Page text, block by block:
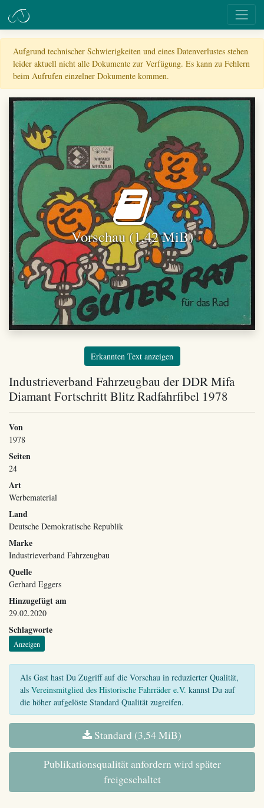
Aufgrund technischer Schwierigkeiten und eines Datenverlustes stehen
leider aktuell nicht alle Dokumente zur Verfügung. Es kann zu Fehlern
beim Aufrufen einzelner Dokumente kommen.
Vorschau (1,42 MiB)
Erkannten Text anzeigen
Industrieverband Fahrzeugbau der DDR Mifa
Diamant Fortschritt Blitz Radfahrfibel 1978
Von
1978
Seiten
24
Art
Werbematerial
Land
Deutsche Demokratische Republik
Marke
Industrieverband Fahrzeugbau
Quelle
Gerhard Eggers
Hinzugefügt am
29.02.2020
Schlagworte
Anzeigen
Als Gast hast Du Zugriff auf die Vorschau in reduzierter Qualität,
als Vereinsmitglied des Historische Fahrräder e.V. kannst Du auf
die höher aufgelöste Standard Qualität zugreifen.
Standard (3,54 MiB)
Publikationsqualität anfordern wird später
freigeschaltet